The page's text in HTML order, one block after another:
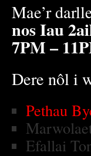
Mae’r
nos Iau
7PM –
Dere nôl i
Pethau
Efallai